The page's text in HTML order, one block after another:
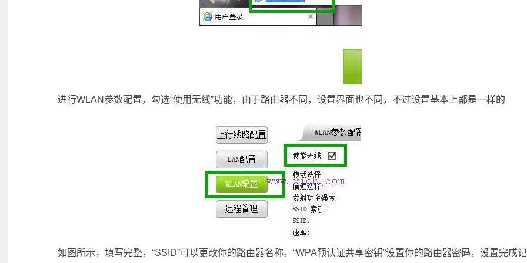
进行WLAN参数配置，勾选“使用无线”功能，由于路由器不同，设置界面也不同，不过设置基本上都是一样的
如图所示，填写完整，“SSID”可以更改你的路由器名称，“WPA预认证共享密钥”设置你的路由器密码，设置完成